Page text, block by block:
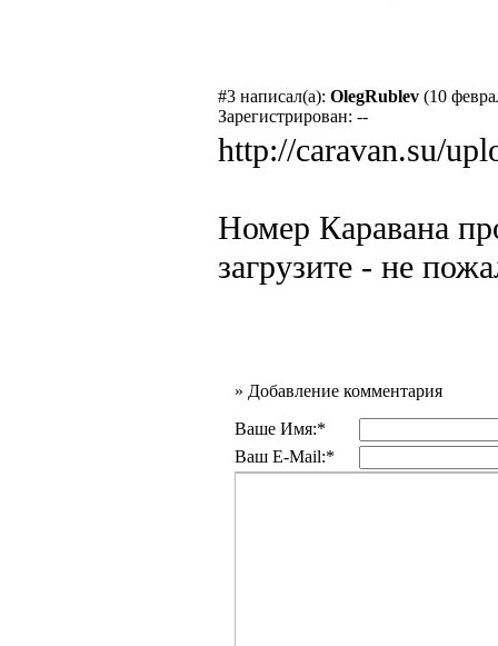
#3 написал(а): OlegRublev (10
Зарегистрирован: --
http://caravan.su/
Номер Каравана
загрузите - не
» Добавление комментария
Ваше Имя:*
Ваш E-Mail:*